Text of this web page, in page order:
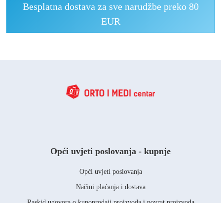
Besplatna dostava za sve narudžbe preko 80
EUR
Opći uvjeti poslovanja - kupnje
Opći uvjeti poslovanja
Načini plaćanja i dostava